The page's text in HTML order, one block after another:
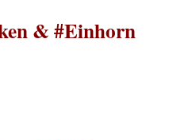
& #Einhorn